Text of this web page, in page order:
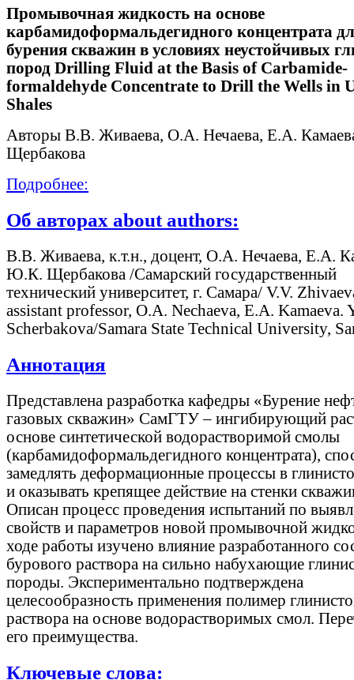
Промывочная жидкость на основе
карбамидоформальдегидного концентрата
бурения скважин в условиях неустойчивых
пород Drilling Fluid at the Basis of Carbamide-
formaldehyde Concentrate to Drill the Wells in
Shales
Авторы В.В. Живаева, О.А. Нечаева, Е.А.
Щербакова
Подробнее:
Об авторах about authors:
В.В. Живаева, к.т.н., доцент, О.А. Нечаева, Е.А.
Ю.К. Щербакова /Самарский государственный
технический университет, г. Самара/ V.V.
assistant professor, O.A. Nechaeva, E.A. Kamaeva.
Scherbakova/Samara State Technical University,
Аннотация
Представлена разработка кафедры «Бурение
газовых скважин» СамГТУ – ингибирующий
основе синтетической водорастворимой смолы
(карбамидоформальдегидного концентрата),
замедлять деформационные процессы в
и оказывать крепящее действие на стенки
Описан процесс проведения испытаний по
свойств и параметров новой промывочной
ходе работы изучено влияние разработанного
бурового раствора на сильно набухающие
породы. Экспериментально подтверждена
целесообразность применения полимер
раствора на основе водорастворимых смол.
его преимущества.
Ключевые слова: